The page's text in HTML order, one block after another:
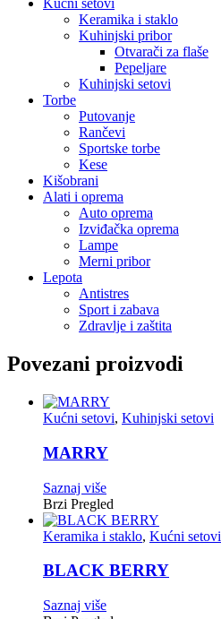
Kućni setovi
Keramika i staklo
Kuhinjski pribor
Otvarači za flaše
Pepeljare
Kuhinjski setovi
Torbe
Putovanje
Rančevi
Sportske torbe
Kese
Kišobrani
Alati i oprema
Auto oprema
Izviđačka oprema
Lampe
Merni pribor
Lepota
Antistres
Sport i zabava
Zdravlje i zaštita
Povezani proizvodi
Kućni setovi, Kuhinjski setovi
MARRY
Saznaj više
Brzi Pregled
Keramika i staklo, Kućni setovi
BLACK BERRY
Saznaj više